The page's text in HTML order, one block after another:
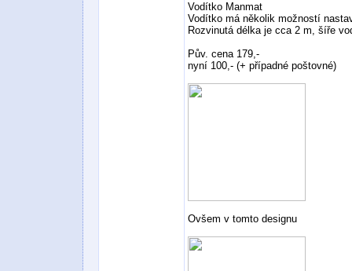
Vodítko Manmat
Vodítko má několik možností
Rozvinutá délka je cca 2 m, šíře
Pův. cena 179,-
nyní 100,- (+ případné poštovné)
Ovšem v tomto designu